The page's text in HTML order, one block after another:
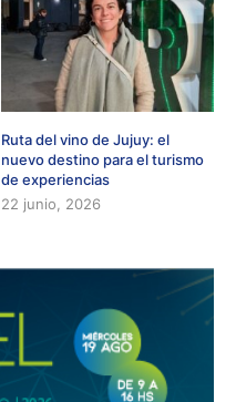
Ruta del vino de Jujuy: el
nuevo destino para el turismo
de experiencias
22 junio, 2026